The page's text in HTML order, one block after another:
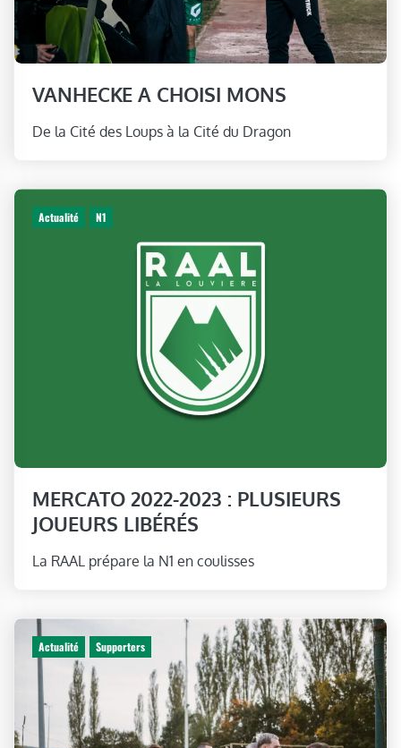
VANHECKE A CHOISI MONS
De la Cité des Loups à la Cité du Dragon
Actualité N1
MERCATO 2022-2023 : PLUSIEURS
JOUEURS LIBÉRÉS
La RAAL prépare la N1 en coulisses
Actualité Supporters